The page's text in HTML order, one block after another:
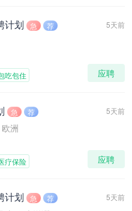
5天前
计划 急 荐
应聘
吃包住
5天前
急 荐
欧洲
应聘
疗保险
5天前
计划 急 荐